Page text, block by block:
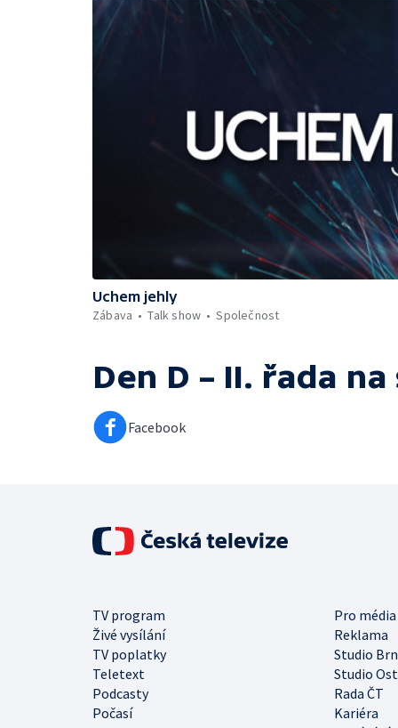
Uchem jehly
Zábava
Talk show Společnost
Den D – II. řada na
Facebook
TV program
Pro média
Živé vysílání
Reklama
TV poplatky
Studio
Teletext
Studio
Podcasty
Rada ČT
Počasí
Kariéra